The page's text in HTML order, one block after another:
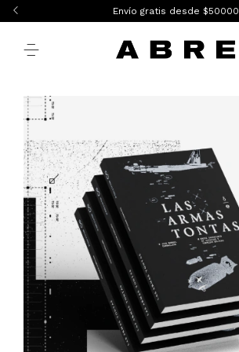
Envío gratis desde $50000